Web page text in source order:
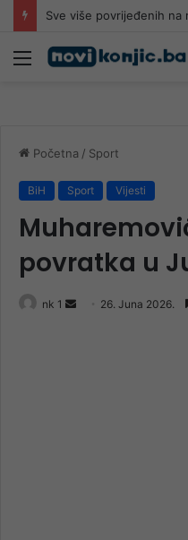
Meni
Početna / Sport
BiH Sport Vijesti
povratka u
nk 1
Send 26. Juna 2026.